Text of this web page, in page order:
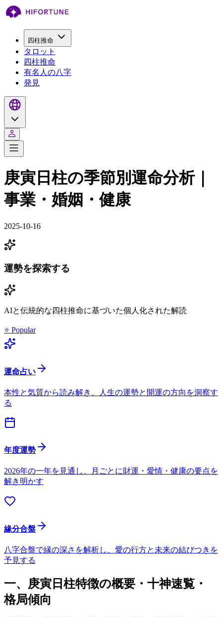
四柱推命
タロット
四柱推命
有名人の八字
発見
庚寅日柱の季節別運命分析｜
事業・婚姻・健康
2025-10-16
運勢を探索する
AIと伝統的な四柱推命に基づいた個人化された解読
⭐ Popular
運命占い
本性と気質から読み解き、人生の運勢と開運の方向を洞察す
る
年度運勢
2026年の一年を見通し、月ごとに財運・愛情・健康の要点を
解き明かす
緣分合盤
八字合盤で縁の深さを解析し、愛の行方と未来の結びつきを
予見する
一、庚寅日柱特徴の概要・十神速覧・
格局傾向